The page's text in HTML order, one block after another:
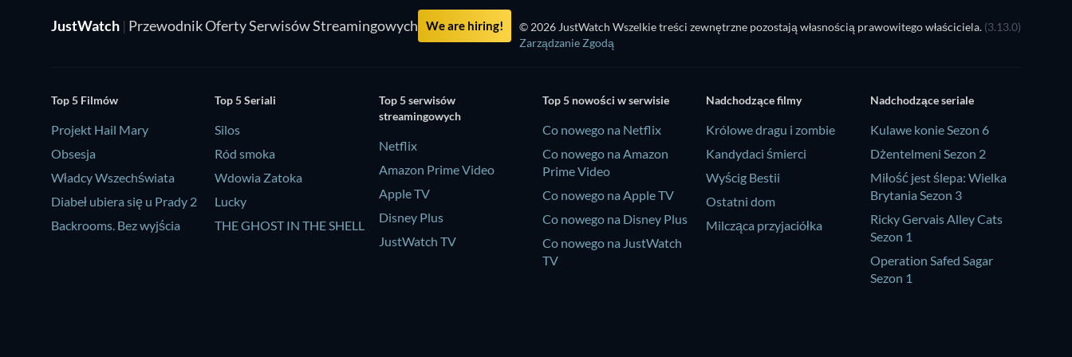
JustWatch | Przewodnik Oferty Serwisów Streamingowych We are hiring! © 2026 JustWatch Wszelkie treści zewnętrzne pozostają własnością prawowitego właściciela. (3.13.0)
Zarządzanie Zgodą
Top 5 Filmów
Projekt Hail Mary
Obsesja
Władcy Wszechświata
Diabeł ubiera się u Prady 2
Backrooms. Bez wyjścia
Top 5 Seriali
Silos
Ród smoka
Wdowia Zatoka
Lucky
THE GHOST IN THE SHELL
Top 5 serwisów
streamingowych
Netflix
Amazon Prime Video
Apple TV
Disney Plus
JustWatch TV
Top 5 nowości w serwisie
Co nowego na Netflix
Co nowego na Amazon
Prime Video
Co nowego na Apple TV
Co nowego na Disney Plus
Co nowego na JustWatch
TV
Nadchodzące filmy
Królowe dragu i zombie
Kandydaci śmierci
Wyścig Bestii
Ostatni dom
Milcząca przyjaciółka
Nadchodzące seriale
Kulawe konie Sezon 6
Dżentelmeni Sezon 2
Miłość jest ślepa: Wielka
Brytania Sezon 3
Ricky Gervais Alley Cats
Sezon 1
Operation Safed Sagar
Sezon 1